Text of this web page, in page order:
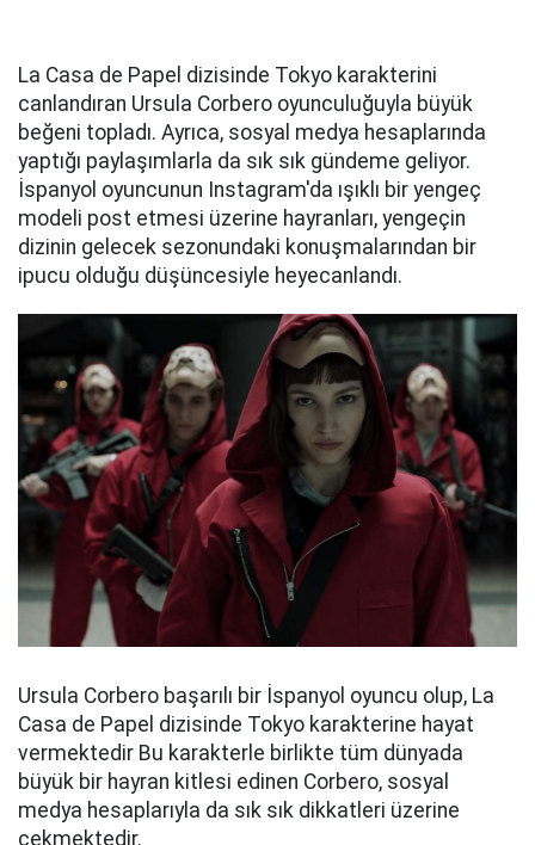
La Casa de Papel dizisinde Tokyo karakterini
canlandıran Ursula Corbero oyunculuğuyla büyük
beğeni topladı. Ayrıca, sosyal medya hesaplarında
yaptığı paylaşımlarla da sık sık gündeme geliyor.
İspanyol oyuncunun Instagram'da ışıklı bir yengeç
modeli post etmesi üzerine hayranları, yengeçin
dizinin gelecek sezonundaki konuşmalarından bir
ipucu olduğu düşüncesiyle heyecanlandı.
Ursula Corbero başarılı bir İspanyol oyuncu olup, La
Casa de Papel dizisinde Tokyo karakterine hayat
vermektedir Bu karakterle birlikte tüm dünyada
büyük bir hayran kitlesi edinen Corbero, sosyal
medya hesaplarıyla da sık sık dikkatleri üzerine
çekmektedir.